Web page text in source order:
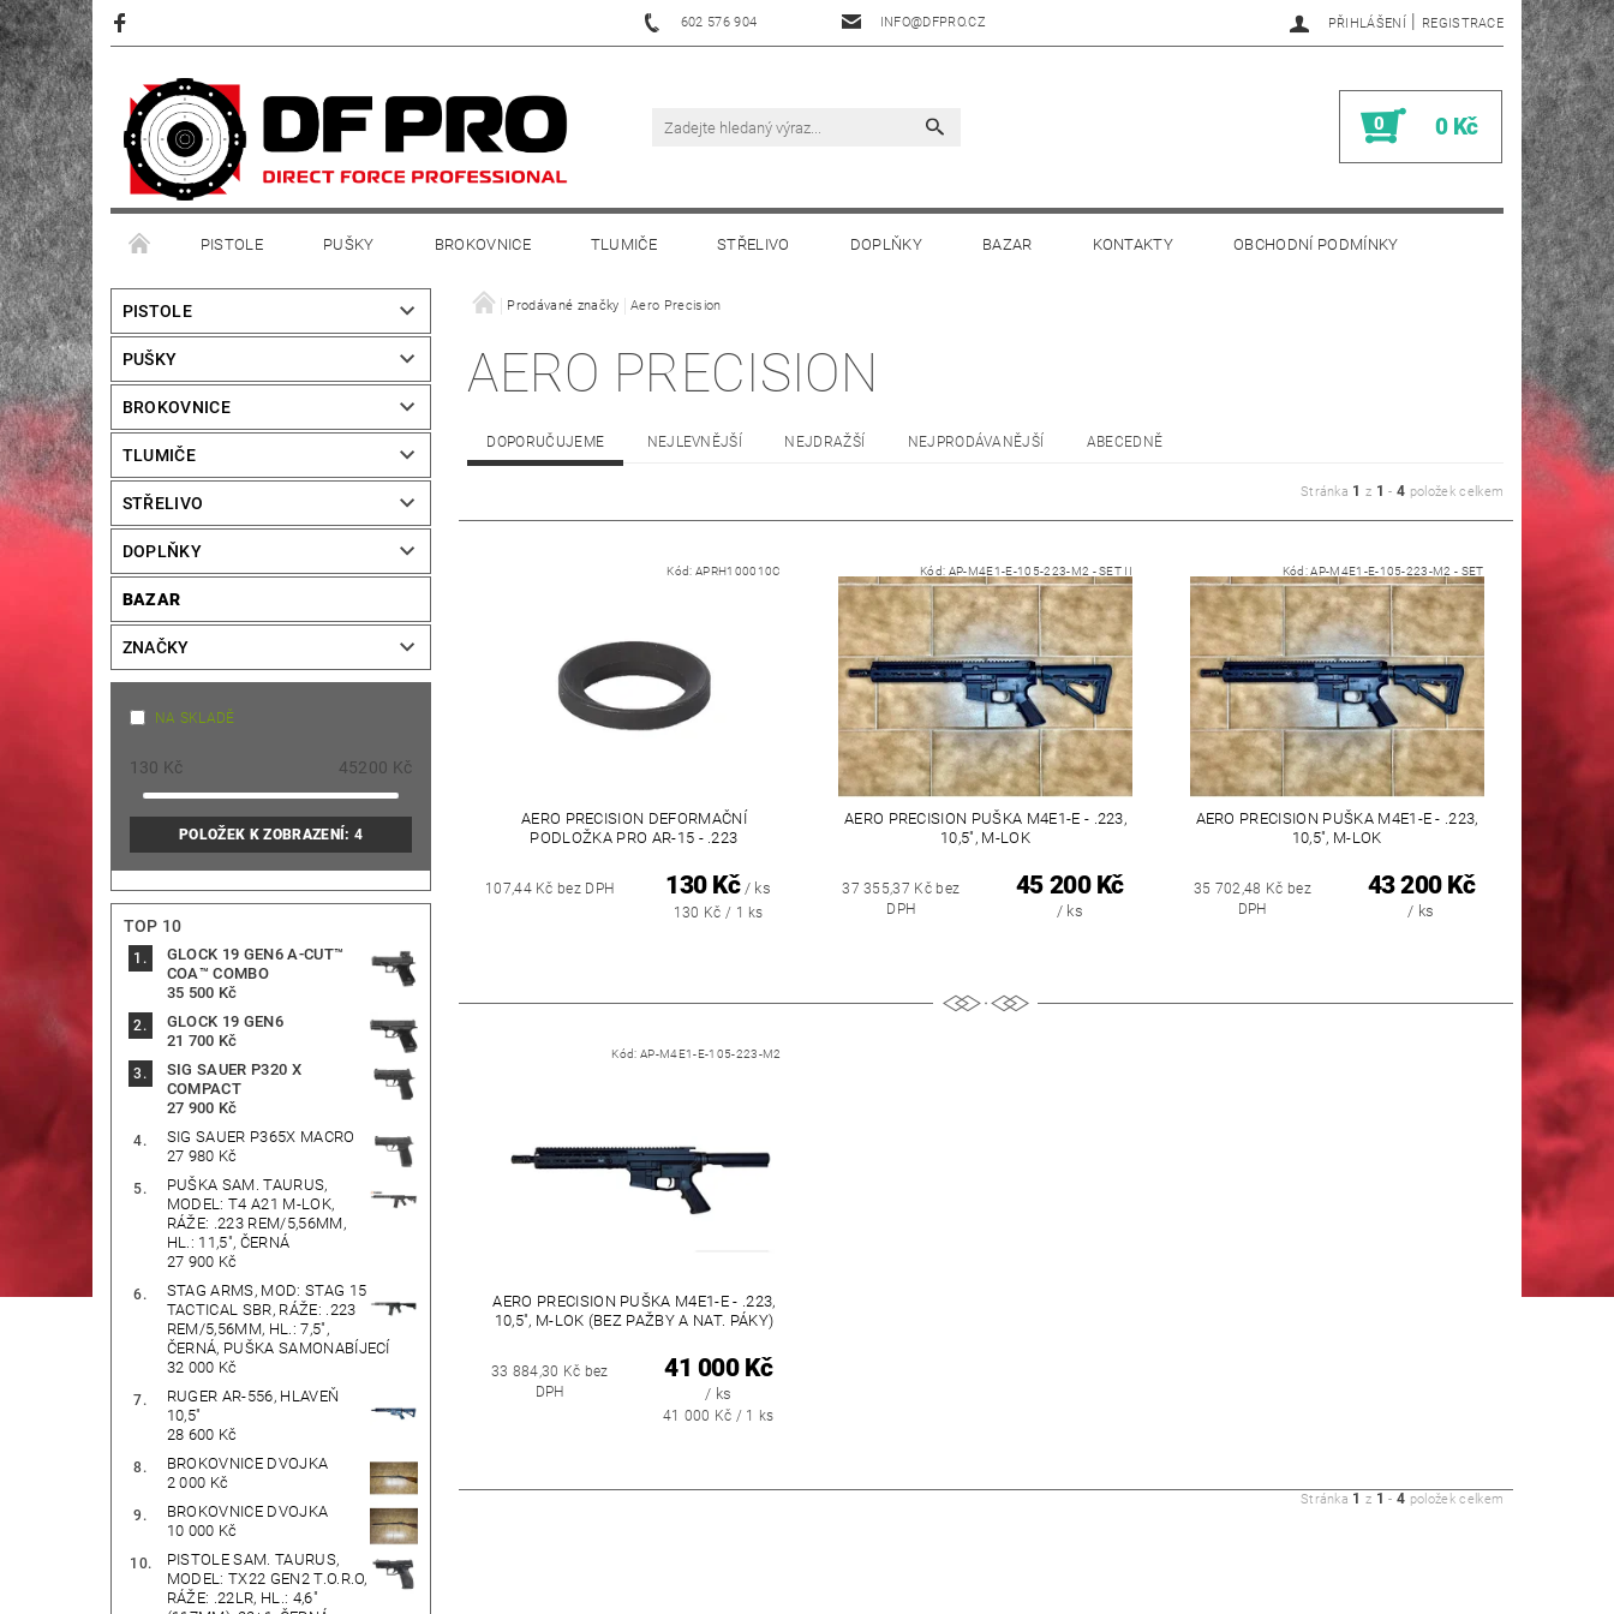
602 576 904 INFO@DFPRO.CZ PŘIHLÁŠENÍ | REGISTRACE
0 0 Kč
PISTOLE PUŠKY BROKOVNICE TLUMIČE STŘELIVO DOPLŇKY BAZAR KONTAKTY OBCHODNÍ PODMÍNKY
PISTOLE
PUŠKY
BROKOVNICE
TLUMIČE
STŘELIVO
DOPLŇKY
BAZAR
ZNAČKY
NA SKLADĚ
130 Kč 45200 Kč
POLOŽEK K ZOBRAZENÍ: 4
TOP 10
GLOCK 19 GEN6 A-CUT™
COA™ COMBO
35 500 Kč
GLOCK 19 GEN6
21 700 Kč
SIG SAUER P320 X
COMPACT
27 900 Kč
SIG SAUER P365X MACRO
27 980 Kč
PUŠKA SAM. TAURUS,
MODEL: T4 A21 M-LOK,
RÁŽE: .223 REM/5,56MM,
HL.: 11,5", ČERNÁ
27 900 Kč
STAG ARMS, MOD: STAG 15
TACTICAL SBR, RÁŽE: .223
REM/5,56MM, HL.: 7,5",
ČERNÁ, PUŠKA SAMONABÍJECÍ
32 000 Kč
RUGER AR-556, HLAVEŇ
10,5"
28 600 Kč
BROKOVNICE DVOJKA
2 000 Kč
BROKOVNICE DVOJKA
10 000 Kč
PISTOLE SAM. TAURUS,
MODEL: TX22 GEN2 T.O.R.O,
RÁŽE: .22LR, HL.: 4,6"
Prodávané značky Aero Precision
AERO PRECISION
DOPORUČUJEME NEJLEVNĚJŠÍ NEJDRAŽŠÍ NEJPRODÁVANĚJŠÍ ABECEDNĚ
Stránka 1 z 1 -4 položek celkem
Kód: APRH100010C
AERO PRECISION DEFORMAČNÍ
PODLOŽKA PRO AR-15 - .223
107,44 Kč bez DPH 130 Kč / ks
130 Kč / 1 ks
Kód: AP-M4E1-E-105-223-M2 - SET II
AERO PRECISION PUŠKA M4E1-E - .223,
10,5", M-LOK
37 355,37 Kč bez
DPH
45 200 Kč
/ ks
Kód:AP-M4E1-E-105-223-M2 - SET
AERO PRECISION PUŠKA M4E1-E - .223,
10,5", M-LOK
35 702,48 Kč bez
DPH
43 200 Kč
/ ks
Kód:AP-M4E1-E-105-223-M2
AERO PRECISION PUŠKA M4E1-E - .223,
10,5", M-LOK (BEZ PAŽBY A NAT. PÁKY)
33 884,30 Kč bez
DPH
41 000 Kč
/ ks
41 000 Kč / 1 ks
Stránka 1 z 1 -4 položek celkem